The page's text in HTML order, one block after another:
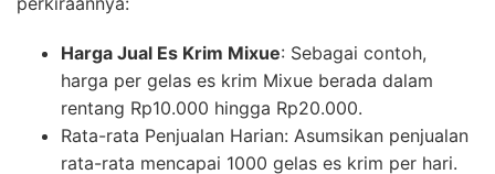
Harga Jual Es Krim Mixue: Sebagai contoh,
harga per gelas es krim Mixue berada dalam
rentang Rp10.000 hingga Rp20.000.
Rata-rata Penjualan Harian: Asumsikan penjualan
rata-rata mencapai 1000 gelas es krim per hari.